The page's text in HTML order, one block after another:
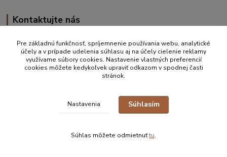
Kontaktujte nás
+420 777 610 855
info@vakynaspanie.sk
Zastúpenie pre detské spacie vaky Schlummersack/Slumbersac ČR, SK
Pre základnú funkčnosť, spríjemnenie používania webu, analytické
účely a v prípade udelenia súhlasu aj na účely cielenie reklamy
využívame súbory cookies. Nastavenie vlastných preferencií
cookies môžete kedykoľvek upraviť odkazom v spodnej časti
stránok.
Nastavenia Súhlasím
Súhlas môžete odmietnuťtu.